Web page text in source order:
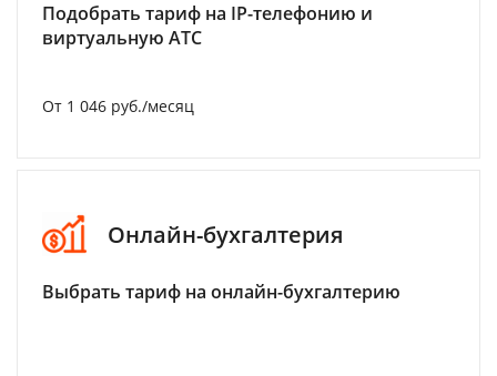
Подобрать тариф на IP-телефонию и
виртуальную АТС
От 1 046 руб./месяц
Онлайн-бухгалтерия
Выбрать тариф на онлайн-бухгалтерию